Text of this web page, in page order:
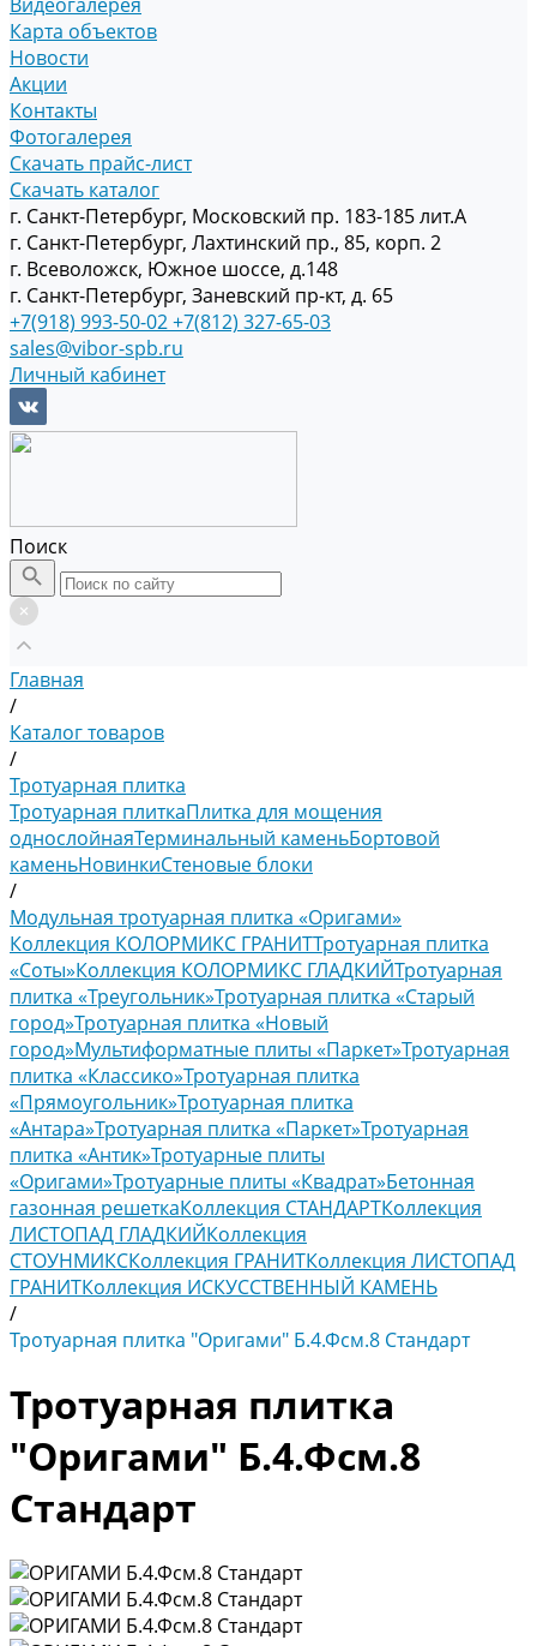
Карта объектов
Новости
Акции
Контакты
Фотогалерея
Скачать прайс-лист
Скачать каталог
г. Санкт-Петербург, Московский пр. 183-185 лит.А
г. Санкт-Петербург, Лахтинский пр., 85, корп. 2
г. Всеволожск, Южное шоссе, д.148
г. Санкт-Петербург, Заневский пр-кт, д. 65
+7(918) 993-50-02+7(812) 327-65-03
sales@vibor-spb.ru
Личный кабинет
Поиск
Главная
/
Каталог товаров
/
Тротуарная плитка
Тротуарная плиткаПлитка для мощения
однослойнаяТерминальный каменьБортовой
каменьНовинкиСтеновые блоки
/
Модульная тротуарная плитка «Оригами»
Коллекция КОЛОРМИКС ГРАНИТТротуарная плитка
«Соты»Коллекция КОЛОРМИКС ГЛАДКИЙТротуарная
плитка «Треугольник»Тротуарная плитка «Старый
город»Тротуарная плитка «Новый
город»Мультиформатные плиты «Паркет»Тротуарная
плитка «Классико»Тротуарная плитка
«Прямоугольник»Тротуарная плитка
«Антара»Тротуарная плитка «Паркет»Тротуарная
плитка «Антик»Тротуарные плиты
«Оригами»Тротуарные плиты «Квадрат»Бетонная
газонная решеткаКоллекция СТАНДАРТКоллекция
ЛИСТОПАД ГЛАДКИЙКоллекция
СТОУНМИКСКоллекция ГРАНИТКоллекция ЛИСТОПАД
ГРАНИТКоллекция ИСКУССТВЕННЫЙ КАМЕНЬ
/
Тротуарная плитка "Оригами" Б.4.Фсм.8 Стандарт
Тротуарная плитка
"Оригами" Б.4.Фсм.8
Стандарт